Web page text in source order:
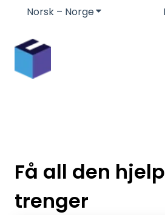
Norsk – NorgeVis
Få all den
trenger